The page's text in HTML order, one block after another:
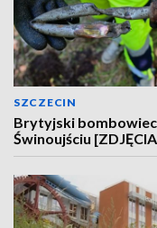
SZCZECIN
Brytyjski bombowiec
Świnoujściu